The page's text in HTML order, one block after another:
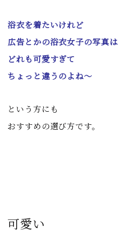
浴衣を着たいけれど
広告とかの浴衣女子の写真は
どれも可愛すぎて
ちょっと違うのよね〜
という方にも
おすすめの選び方です。
可愛い